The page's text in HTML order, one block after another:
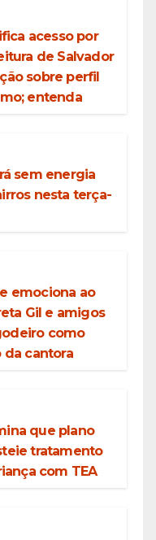
acesso por
de Salvador
sobre perfil
entenda
sem energia
nesta terça-
emociona ao
Gil e amigos
como
da cantora
que plano
tratamento
com TEA